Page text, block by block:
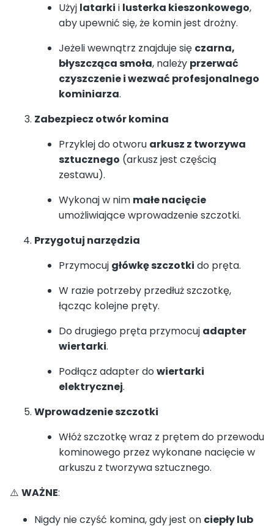
Użyj latarki i lusterka kieszonkowego,
aby upewnić się, że komin jest drożny.
Jeżeli wewnątrz znajduje się czarna,
błyszcząca smoła, należy przerwać
czyszczenie i wezwać profesjonalnego
kominiarza.
Zabezpiecz otwór komina
Przyklej do otworu arkusz z tworzywa
sztucznego (arkusz jest częścią
zestawu).
Wykonaj w nim małe nacięcie
umożliwiające wprowadzenie szczotki.
Przygotuj narzędzia
Przymocuj główkę szczotki do pręta.
W razie potrzeby przedłuż szczotkę,
łącząc kolejne pręty.
Do drugiego pręta przymocuj adapter
wiertarki.
Podłącz adapter dowiertarki
elektrycznej.
Wprowadzenie szczotki
Włóż szczotkę wraz z prętem do przewodu
kominowego przez wykonane nacięcie w
arkuszu z tworzywa sztucznego.
⚠️ WAŻNE:
Nigdy nie czyść komina, gdy jest on ciepły lub